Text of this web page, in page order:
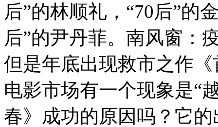
后”的林顺礼，“70后”的
后”的尹丹菲。南风窗：
但是年底出现救市之作
电影市场有一个现象是“
春》成功的原因吗？它